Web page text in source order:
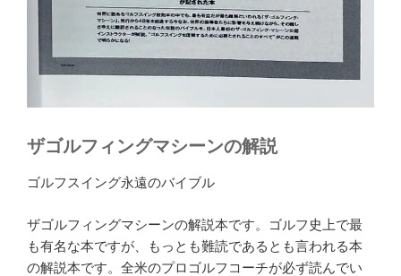
ザゴルフィングマシーンの解説
ゴルフスイング永遠のバイブル
ザゴルフィングマシーンの解説本です。ゴルフ史上で最
も有名な本ですが、もっとも難読であるとも言われる本
の解説本です。全米のプロゴルフコーチが必ず読んでい